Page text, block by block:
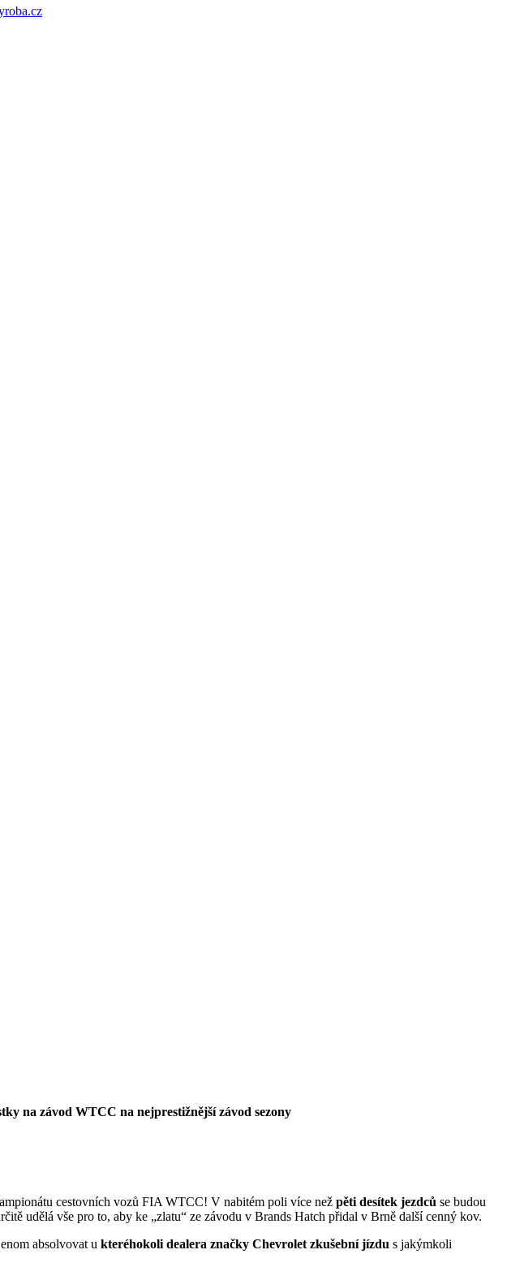
na závod WTCC na nejprestižnější závod sezony
cestovních vozů FIA WTCC! V nabitém poli více než pěti desítek jezdců se budou
udělá vše pro to, aby ke „zlatu“ ze závodu v Brands Hatch přidal v Brně další cenný kov.
absolvovat u kteréhokoli dealera značky Chevrolet zkušební jízdu s jakýmkoli